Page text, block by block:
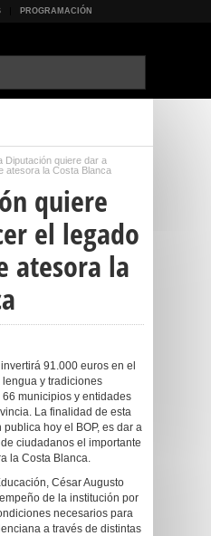
PROGRAMACIÓN
Diputación quiere dar a
atesora la Costa Blanca
quiere
el legado
atesora la
91.000 euros en el
y tradiciones
municipios y entidades
La finalidad de esta
hoy el BOP, es dar a
ciudadanos el importante
la Costa Blanca.
César Augusto
de la institución por
necesarios para
a través de distintas